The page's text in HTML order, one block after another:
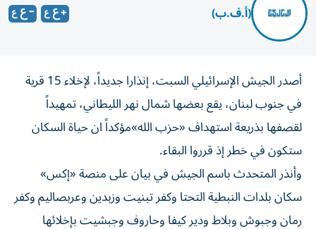
(أ.ف.ب)
أصدر الجيش الإسرائيلي السبت، إنذارا جديداً، لإخلاء 15 قرية
في جنوب لبنان، يقع بعضها شمال نهر الليطاني، تمهيداً
لقصفها بذريعة استهداف «حزب الله»مؤكداً ان حياة السكان
ستكون في خطر إذ قرروا البقاء.
وأنذر المتحدث باسم الجيش في بيان على منصة «إكس»
سكان بلدات النبطية التحتا وكفر تبنيت وزبدين وعربصاليم وكفر
رمان وجبوش وبلاط ودير كيفا وحاروف وجبشيت بإخلائها